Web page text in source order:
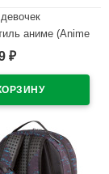
аниме (Anime
см
₽